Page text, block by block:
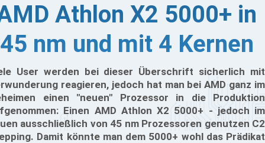
Athlon X2 5000+ in
45 nm und mit 4 Kernen
User werden bei dieser Überschrift sicherlich mit
reagieren, jedoch hat man bei AMD ganz im
einen "neuen" Prozessor in die Produktion
Einen AMD Athlon X2 5000+ - jedoch im
ausschließlich von 45 nm Prozessoren genutzen C2
Damit könnte man dem 5000+ wohl das Prädikat